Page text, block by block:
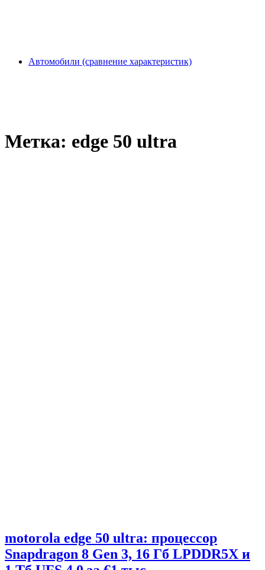
Автомобили (сравнение характеристик)
Метка: edge 50 ultra
motorola edge 50 ultra: процессор
Snapdragon 8 Gen 3, 16 Гб LPDDR5X и